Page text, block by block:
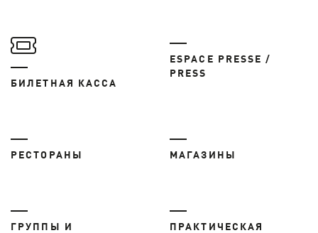
БИЛЕТНАЯ КАССА
ESPACE PRESSE /
PRESS
РЕСТОРАНЫ МАГАЗИНЫ
ГРУППЫ И
ПРАКТИЧЕСКАЯ